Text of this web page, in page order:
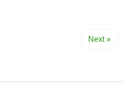
Next »